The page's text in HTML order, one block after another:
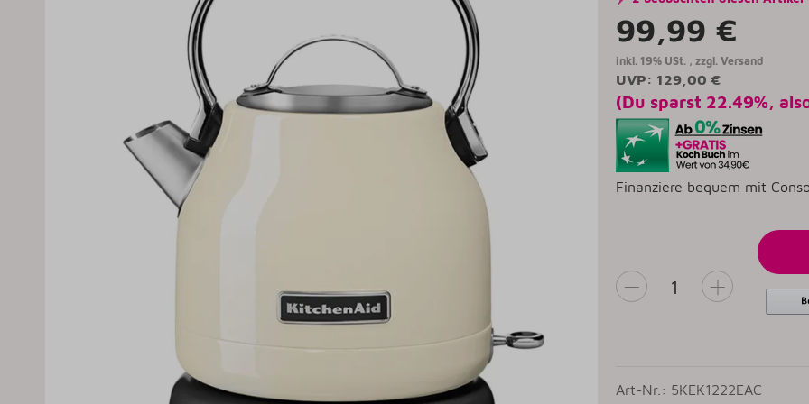
99,99 €
inkl. 19% USt. , zzgl. Versand
UVP: 129,00 €
(Du sparst 22.49%,
Finanziere bequem mit
Art-Nr.: 5KEK1222EAC